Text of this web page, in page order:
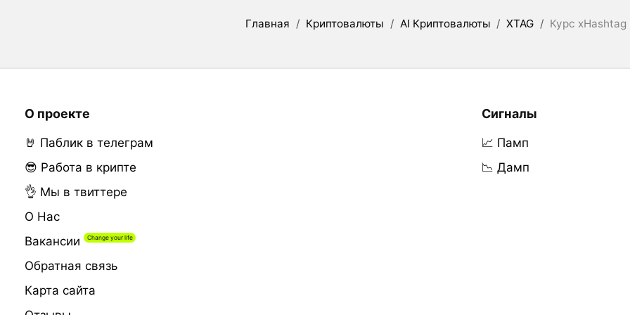
Главная / Криптовалюты / AI Криптовалюты / XTAG / Курс
О проекте
🤘 Паблик в телеграм
😎 Работа в крипте
👌 Мы в твиттере
О Нас
Вакансии
Обратная связь
Карта сайта
Сигналы
📈 Памп
📉 Дамп